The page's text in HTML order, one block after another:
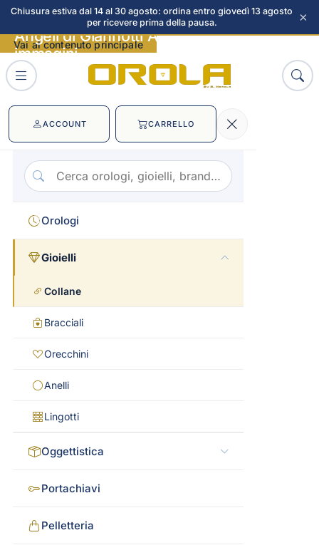
Chiusura estiva dal 14 al 30 agosto: ordina entro giovedì 13 agosto
per ricevere prima della pausa.
×
Vai al contenuto principale
ACCOUNT CARRELLO
Orologi
Gioielli
Collane
Bracciali
Orecchini
Anelli
Lingotti
Oggettistica
Portachiavi
Pelletteria
Angeli di Giannotti Alchimia d'oro
immagini